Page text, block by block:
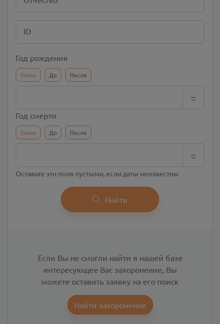
ID
Год рождения
Точно До После
=
Год смерти
Точно До После
=
Оставьте эти поля пустыми, если даты неизвестны
Найти
Если Вы не смогли найти в нашей базе
интересующее Вас захоронение, Вы
можете оставить заявку на его поиск
Найти захоронение